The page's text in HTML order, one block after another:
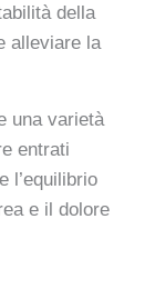
della
alleviare la
una varietà
entrati
l’equilibrio
e il dolore